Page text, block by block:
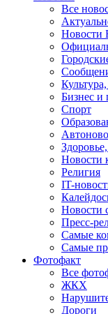
Все
Новости
Бизнес и
Спорт
Новости
Религия
IT-
Новости
Пресс-
Самые
Самые
Фотофакт
Все
ЖКХ
Дороги